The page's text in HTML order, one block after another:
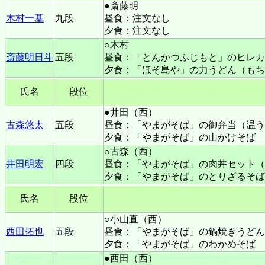
木村一基 九段
●斎藤明
昼食：注文なし
夕食：注文なし
斎藤明日斗 五段
○木村
昼食：「とんかつふじもと」のヒレ
夕食：「ほそ島や」の力うどん（も
氏名 段位
古森悠太 五段
●井田（西）
昼食：
「やまがそば」の御弁当（温
夕食：「やまがそば」の山かけそば
井田明宏 四段
○古森（西）
昼食：
「やまがそば」の肉丼セット
夕食：「やまがそば」のとりざるそば
氏名 段位
西田拓也 五段
○小山直（西）
昼食：
「やまがそば」の鍋焼きうどん
夕食：「やまがそば」のわかめそば
●西田（西）